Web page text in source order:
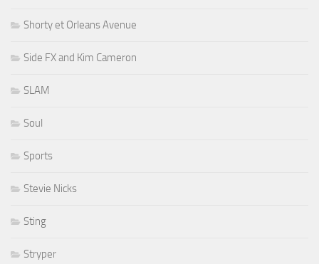
Shorty et Orleans Avenue
Side FX and Kim Cameron
SLAM
Soul
Sports
Stevie Nicks
Sting
Stryper